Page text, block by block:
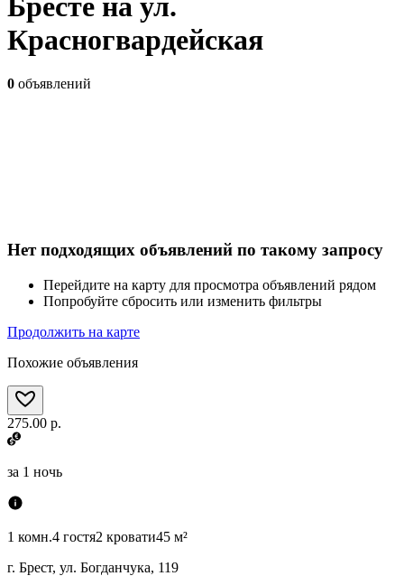
Красногвардейская
0 объявлений
Нет подходящих объявлений по такому запросу
Перейдите на карту для просмотра объявлений рядом
Попробуйте сбросить или изменить фильтры
Продолжить на карте
Похожие объявления
275.00 р.
за 1 ночь
1 комн.4 гостя2 кровати45 м²
г. Брест, ул. Богданчука, 119